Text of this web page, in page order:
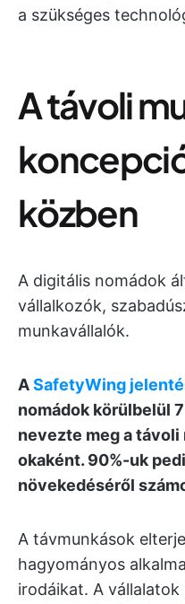
a szükséges
A távoli
közben
A digitális nomádok
vállalkozók,
munkavállalók.
ASafetyWing
nomádok körülbelül
nevezte meg a
okaként. 90%-uk
növekedéséről
A távmunkások
hagyományos
irodáikat. A